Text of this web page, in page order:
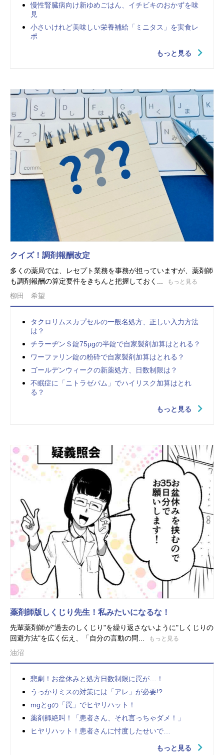
慢性腎臓病向け新ゆめごはん、イチビキのおかずを味
見
小さいけれど美味しい栄養補給「ミニタス」を実食レ
ポ
もっと見る
クイズ！調剤報酬改定
多くの薬局では、レセプト業務を事務が担っていますが、薬剤師
も調剤報酬の算定要件をきちんと把握しておく...
もっと見る
柳田 希望
タクロリムスカプセルの一般名処方、正しい入力方法
は？
チラーヂンＳ錠75µgの半錠で自家製剤加算はとれる？
ワーファリン錠の粉砕で自家製剤加算はとれる？
ゴールデンウィークの新薬処方、日数制限は？
不眠症に「ニトラゼパム」でハイリスク加算はとれ
る？
もっと見る
薬剤師版しくじり先生！私みたいになるな！
先輩薬剤師が"過去のしくじり"を繰り返さないように"しくじりの
回避方法"を広く伝え、「自分の言動の問...
もっと見る
油沼
悲劇！お盆休みと処方日数制限に罠が…！
うっかりミスの対策には「アレ」が必要!?
mgとgの「罠」でヒヤリハット！
薬剤師絶叫！「患者さん、それ言っちゃダメ！」
ヒヤリハット！患者さんに忖度したせいで…
もっと見る